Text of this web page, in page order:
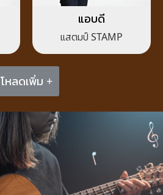
แอบดี
แสตมป์ STAMP
โหลดเพิ่ม +